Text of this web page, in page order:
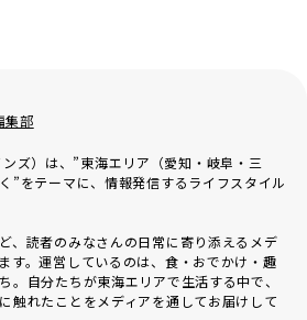
集部
ズ）は、”東海エリア（愛知・岐阜・三
”をテーマに、情報発信するライフスタイル
、読者のみなさんの日常に寄り添えるメデ
す。運営しているのは、食・おでかけ・趣
。自分たちが東海エリアで生活する中で、
触れたことをメディアを通してお届けして